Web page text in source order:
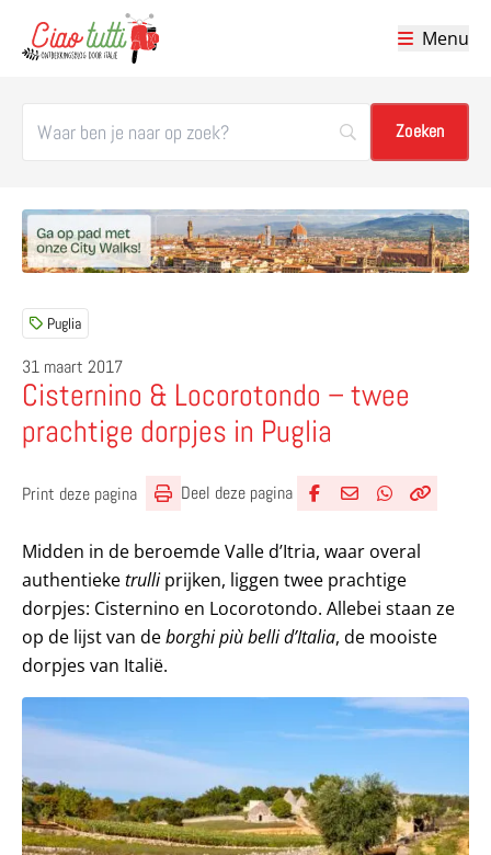
Menu
Puglia
31 maart 2017
Cisternino & Locorotondo – twee
prachtige dorpjes in Puglia
Print deze pagina Deel deze pagina
Midden in de beroemde Valle d’Itria, waar overal
authentieketrulliprijken, liggen twee prachtige
dorpjes: Cisternino en Locorotondo. Allebei staan ze
op de lijst van deborghi più belli d’Italia, de mooiste
dorpjes van Italië.